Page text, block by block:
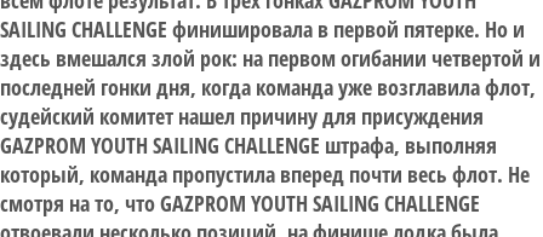
SAILING CHALLENGE финишировала в первой пятерке. Но и
здесь вмешался злой рок: на первом огибании четвертой и
последней гонки дня, когда команда уже возглавила флот,
судейский комитет нашел причину для присуждения
GAZPROM YOUTH SAILING CHALLENGE штрафа, выполняя
который, команда пропустила вперед почти весь флот. Не
смотря на то, что GAZPROM YOUTH SAILING CHALLENGE